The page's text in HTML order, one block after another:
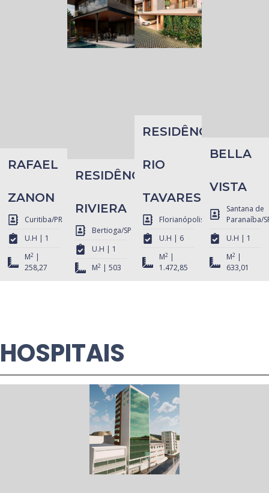
RAFAEL
ZANON
Curitiba/PR
U.H | 1
M2 |
258,27
RESIDÊNCIA
RIVIERA
Bertioga/SP
U.H | 1
M2 | 503
RESIDÊNCIA
RIO
TAVARES
Florianópolis/SC
U.H | 6
M2 |
1.472,85
BELLA
VISTA
Santana de
Paranaíba/
U.H | 1
M2 |
633,01
HOSPITAIS